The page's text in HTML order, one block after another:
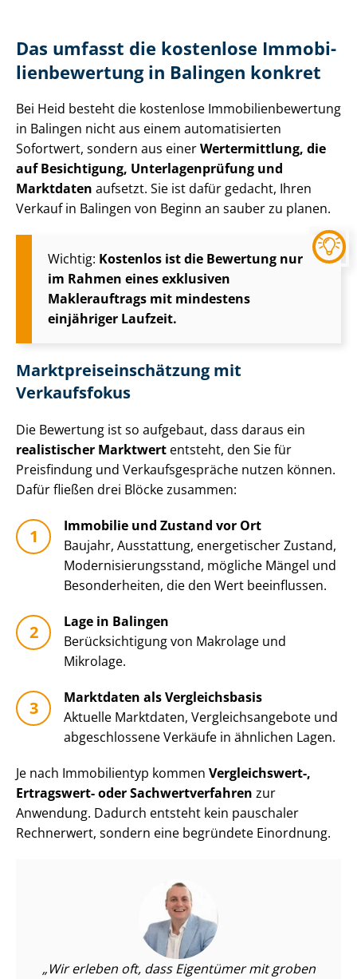
Das umfasst die kostenlose Im­mo­bi­
li­en­be­wer­tung in Balingen konkret
Bei Heid besteht die kostenlose Im­mo­bi­li­en­be­wer­tung
in Balingen nicht aus einem automatisierten
Sofortwert, sondern aus einerWertermittlung, die
auf Besichtigung, Un­ter­la­gen­prü­fung und
Marktdaten aufsetzt. Sie ist dafür gedacht, Ihren
Verkauf in Balingen von Beginn an sauber zu planen.
Wichtig: Kostenlos ist die Bewertung nur
im Rahmen eines exklusiven
Maklerauftrags mit mindestens
einjähriger Laufzeit.
Markt­preis­ein­schät­zung mit
Verkaufsfokus
Die Bewertung ist so aufgebaut, dass daraus ein
realistischer Marktwert entsteht, den Sie für
Preisfindung und Ver­kaufs­ge­sprä­che nutzen können.
Dafür fließen drei Blöcke zusammen:
Immobilie und Zustand vor Ort
Baujahr, Ausstattung, energetischer Zustand,
Mo­der­ni­sie­rungs­stand, mögliche Mängel und
Besonderheiten, die den Wert beeinflussen.
Lage in Balingen
Be­rück­sich­ti­gung von Makrolage und
Mikrolage.
Marktdaten als Vergleichsbasis
Aktuelle Marktdaten, Ver­gleichs­an­ge­bo­te und
abgeschlossene Verkäufe in ähnlichen Lagen.
Je nach Immobilientyp kommen Vergleichswert-,
Ertragswert- oder Sach­wert­ver­fah­ren zur
Anwendung. Dadurch entsteht kein pauschaler
Rechnerwert, sondern eine begründete Einordnung.
Wir erleben oft, dass Eigentümer mit groben